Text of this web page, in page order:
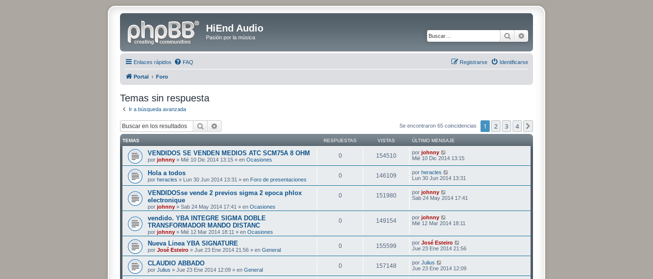
HiEnd Audio
Pasión por la música Buscar
Enlaces rápidos FAQ Identificarse
Registrarse
Portal Foro
Temas sin respuesta
Ir a búsqueda avanzada
Buscar Se encontraron 65 coincidencias 1 2 3 4
TEMAS RESPUESTAS VISTAS ÚLTIMO MENSAJE
VENDIDOS SE VENDEN MEDIOS ATC SCM75A 8 OHM
por johnny » Mié 10 Dic 2014 13:15 » en Ocasiones
0 154510 por johnny
Mié 10 Dic 2014 13:15
Hola a todos
por heracles » Lun 30 Jun 2014 13:31 » en Foro de presentaciones
0 146109 por heracles
Lun 30 Jun 2014 13:31
VENDIDOSse vende 2 previos sigma 2 epoca phlox
electronique
por johnny » Sab 24 May 2014 17:41 » en Ocasiones
0 151980 por johnny
Sab 24 May 2014 17:41
vendido. YBA INTEGRE SIGMA DOBLE
TRANSFORMADOR MANDO DISTANC
por johnny » Mié 12 Mar 2014 18:11 » en Ocasiones
0 149154 por johnny
Mié 12 Mar 2014 18:11
Nueva Linea YBA SIGNATURE
por José Esteiro » Jue 23 Ene 2014 21:56 » en General
0 155599 por José Esteiro
Jue 23 Ene 2014 21:56
CLAUDIO ABBADO
por Julius » Jue 23 Ene 2014 12:09 » en General
0 157148 por Julius
Jue 23 Ene 2014 12:09